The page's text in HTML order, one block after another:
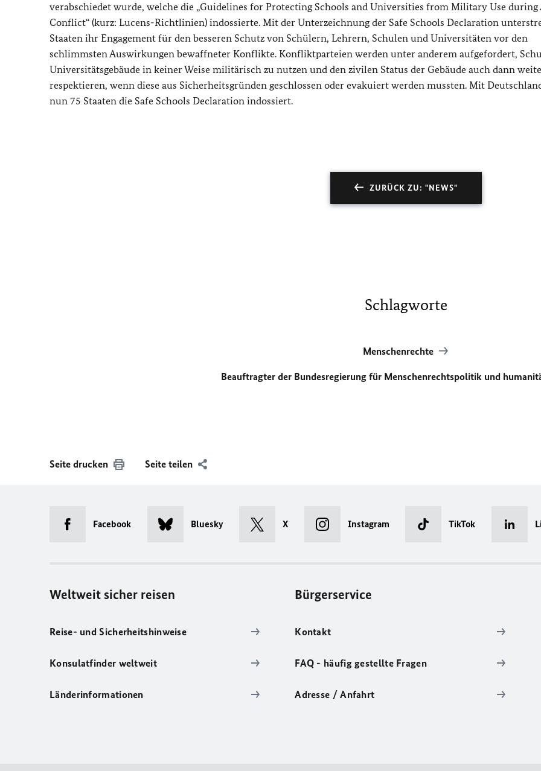
verabschiedet wurde, welche die „Guidelines for Protecting Schools and Universities from Military Use during
Conflict“ (kurz: Lucens-Richtlinien) indossierte. Mit der Unterzeichnung der Safe Schools Declaration
Staaten ihr Engagement für den besseren Schutz von Schülern, Lehrern, Schulen und Universitäten vor den
schlimmsten Auswirkungen bewaffneter Konflikte. Konfliktparteien werden unter anderem aufgefordert,
Universitätsgebäude in keiner Weise militärisch zu nutzen und den zivilen Status der Gebäude auch dann
respektieren, wenn diese aus Sicherheitsgründen geschlossen oder evakuiert werden mussten. Mit
nun 75 Staaten die Safe Schools Declaration indossiert.
ZURÜCK ZU: "NEWS"
Schlagworte
Menschenrechte
Beauftragter der Bundesregierung für Menschenrechtspolitik und
Seite drucken Seite teilen
Facebook Bluesky X Instagram TikTok
Weltweit sicher reisen
Reise- und Sicherheitshinweise
Konsulatfinder weltweit
Länderinformationen
Bürgerservice
Kontakt
FAQ - häufig gestellte Fragen
Adresse / Anfahrt